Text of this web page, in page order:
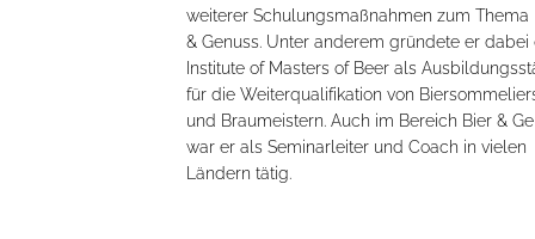
weiterer Schulungsmaßnahmen zum Thema
& Genuss. Unter anderem gründete er dabei
Institute of Masters of Beer als
für die Weiterqualifikation von
und Braumeistern. Auch im Bereich Bier &
war er als Seminarleiter und Coach in vielen
Ländern tätig.